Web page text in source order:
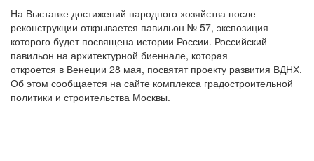
На Выставке достижений народного хозяйства после
реконструкции открывается павильон № 57, экспозиция
которого будет посвящена истории России. Российский
павильон на архитектурной биеннале, которая
откроется в Венеции 28 мая, посвятят проекту развития ВДНХ.
Об этом сообщается на сайте комплекса градостроительной
политики и строительства Москвы.